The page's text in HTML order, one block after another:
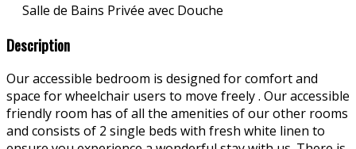
Salle de Bains Privée avec Douche
Description
Our accessible bedroom is designed for comfort and
space for wheelchair users to move freely . Our accessible
friendly room has of all the amenities of our other rooms
and consists of 2 single beds with fresh white linen to